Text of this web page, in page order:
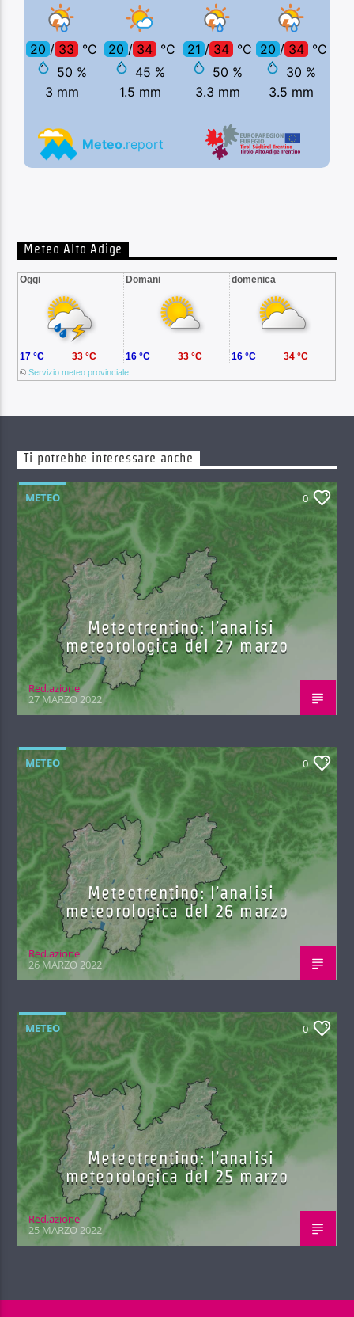
Meteo Alto Adige
Oggi Domani domenica
©Servizio meteo provinciale
17 °C 33 °C 16 °C 33 °C 16 °C 34 °C
Ti potrebbe interessare anche
METEO 0
Meteotrentino: l’analisi
meteorologica del 27 marzo
Red.azione
27 MARZO 2022
METEO 0
Meteotrentino: l’analisi
meteorologica del 26 marzo
Red.azione
26 MARZO 2022
METEO 0
Meteotrentino: l’analisi
meteorologica del 25 marzo
Red.azione
25 MARZO 2022